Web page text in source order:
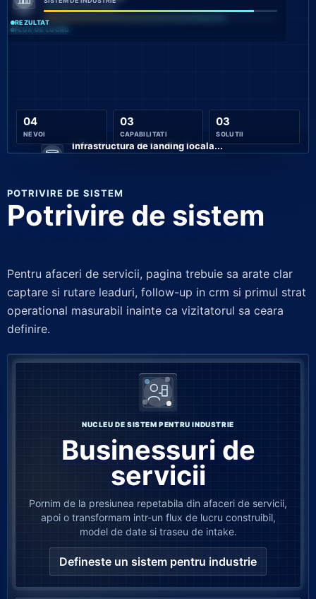
FLUX DE LUCRU
Infrastructura de landing locala...
REZULTAT
04
NEVOI
03
CAPABILITATI
03
SOLUTII
POTRIVIRE DE SISTEM
Potrivire de sistem
Pentru afaceri de servicii, pagina trebuie sa arate clar
captare si rutare leaduri, follow-up in crm si primul strat
operational masurabil inainte ca vizitatorul sa ceara
definire.
NUCLEU DE SISTEM PENTRU INDUSTRIE
Businessuri de
servicii
Pornim de la presiunea repetabila din afaceri de servicii,
apoi o transformam intr-un flux de lucru construibil,
model de date si traseu de intake.
Defineste un sistem pentru industrie